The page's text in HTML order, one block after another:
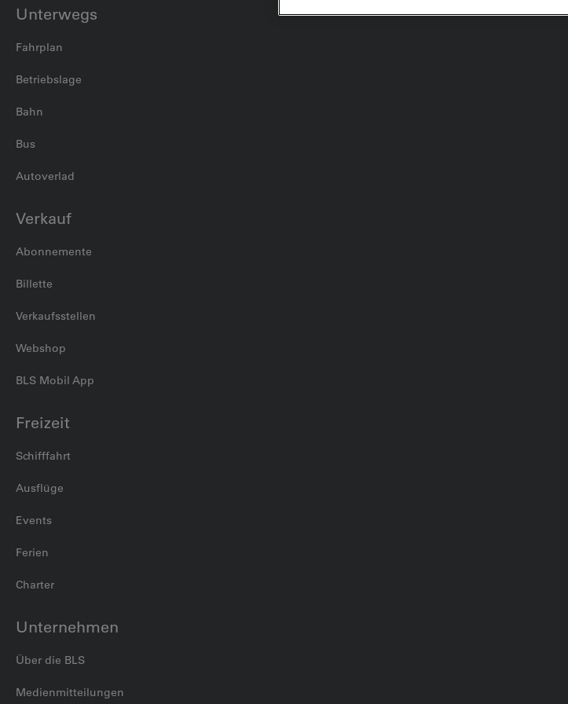
Unterwegs
Fahrplan
Betriebslage
Bahn
Bus
Autoverlad
Verkauf
Abonnemente
Billette
Verkaufsstellen
Webshop
BLS Mobil App
Freizeit
Schifffahrt
Ausflüge
Events
Ferien
Charter
Unternehmen
Über die BLS
Medienmitteilungen